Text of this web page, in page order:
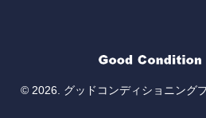
© 2026. グッドコンディショニング